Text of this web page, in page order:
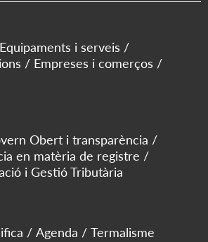
Equipaments i serveis
Empreses i comerços
Obert i transparència
en matèria de registre
i Gestió Tributària
Agenda Termalisme